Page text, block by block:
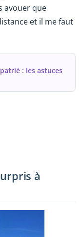
avouer que
et il me faut
: les astuces
à